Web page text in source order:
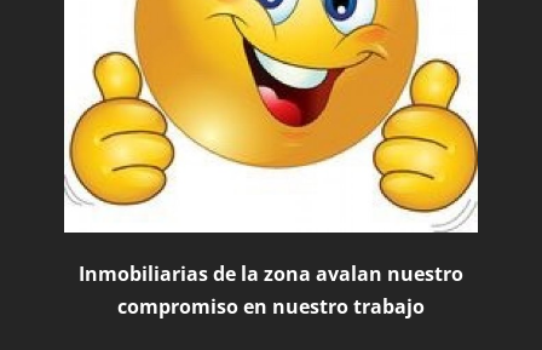
Inmobiliarias de la zona avalan nuestro
compromiso en nuestro trabajo